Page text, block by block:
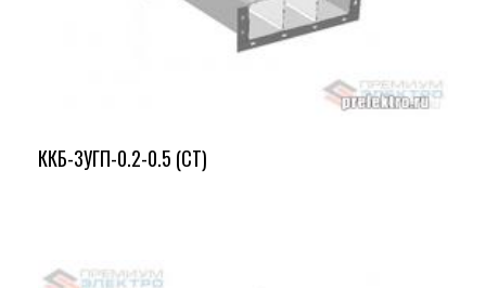
ККБ-3УГП-0.2-0.5 (СТ)